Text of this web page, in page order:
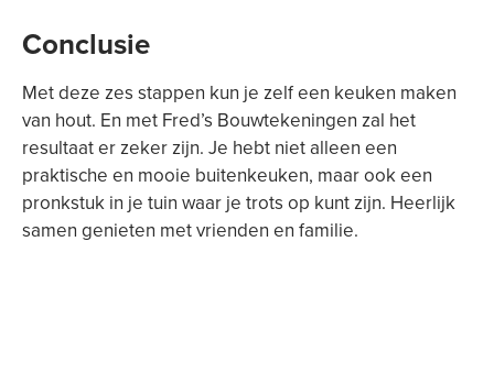
Conclusie
Met deze zes stappen kun je zelf een keuken maken
van hout. En met Fred’s Bouwtekeningen zal het
resultaat er zeker zijn. Je hebt niet alleen een
praktische en mooie buitenkeuken, maar ook een
pronkstuk in je tuin waar je trots op kunt zijn. Heerlijk
samen genieten met vrienden en familie.